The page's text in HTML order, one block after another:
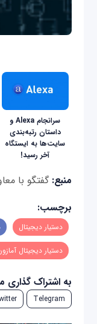
سرانجام Alexa و
داستان رتبه‌بندی
سایت‌ها به ایستگاه
آخر رسید!
منبع:گفتگو با
برچسب:
دستیار دیجیتال
دستیار دیجیتال
به اشتراک
Telegram